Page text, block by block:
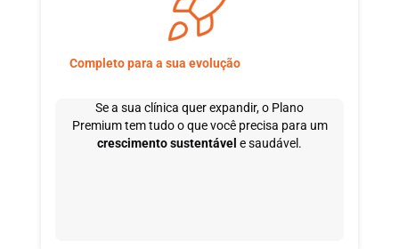
Completo para a sua evolução
Se a sua clínica quer expandir, o Plano
Premium tem tudo o que você precisa para um
crescimento sustentável e saudável.